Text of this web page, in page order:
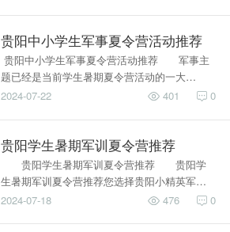
贵阳中小学生军事夏令营活动推荐
​ 贵阳中小学生军事夏令营活动推荐 军事主
题已经是当前学生暑期夏令营活动的一大…
2024-07-22
0
401
贵阳学生暑期军训夏令营推荐
​ 贵阳学生暑期军训夏令营推荐 贵阳学
生暑期军训夏令营推荐您选择贵阳小精英军…
2024-07-18
0
476